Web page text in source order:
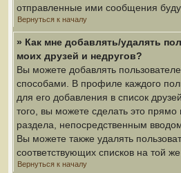
отправленные ими сообщения
Вернуться к началу
» Как мне добавлять/удалять
моих друзей и недругов?
Вы можете добавлять
способами. В профиле каждого
для его добавления в список
того, вы можете сделать это прямо
раздела, непосредственным
Вы можете также удалять
соответствующих списков на той же
Вернуться к началу